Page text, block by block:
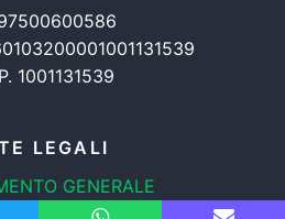
1001131539
LEGALI
GENERALE
DATI